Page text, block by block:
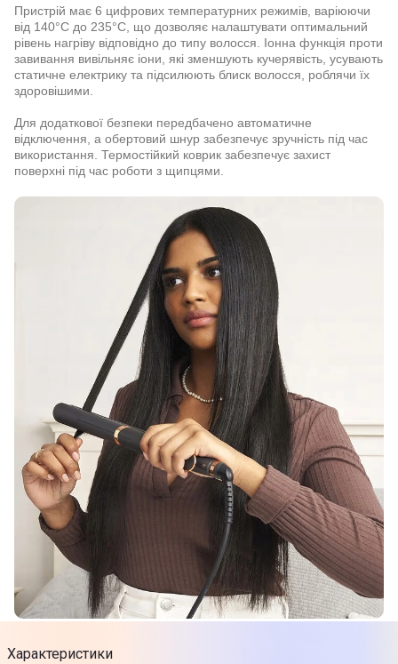
Пристрій має 6 цифрових температурних режимів, варіюючи
від 140°C до 235°C, що дозволяє налаштувати оптимальний
рівень нагріву відповідно до типу волосся. Іонна функція проти
завивання вивільняє іони, які зменшують кучерявість, усувають
статичне електрику та підсилюють блиск волосся, роблячи їх
здоровішими.
Для додаткової безпеки передбачено автоматичне
відключення, а обертовий шнур забезпечує зручність під час
використання. Термостійкий коврик забезпечує захист
поверхні під час роботи з щипцями.
Характеристики